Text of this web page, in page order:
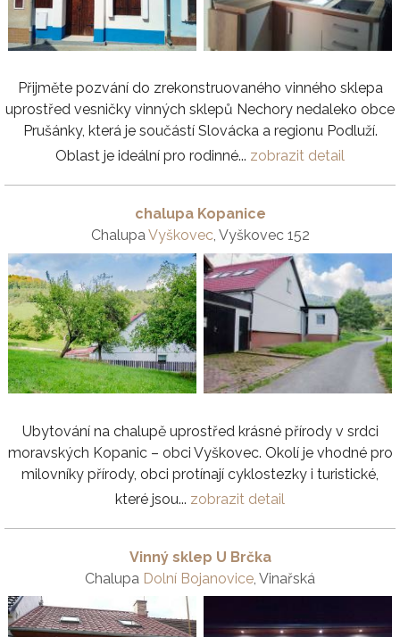
Přijměte pozvání do zrekonstruovaného vinného sklepa
uprostřed vesničky vinných sklepů Nechory nedaleko obce
Prušánky, která je součástí Slovácka a regionu Podluží.
Oblast je ideální pro rodinné... zobrazit detail
chalupa Kopanice
ChalupaVyškovec, Vyškovec 152
Ubytování na chalupě uprostřed krásné přírody v srdci
moravských Kopanic – obci Vyškovec. Okolí je vhodné pro
milovníky přírody, obci protínají cyklostezky i turistické,
které jsou... zobrazit detail
Vinný sklep U Brčka
Chalupa Dolní Bojanovice , Vinařská